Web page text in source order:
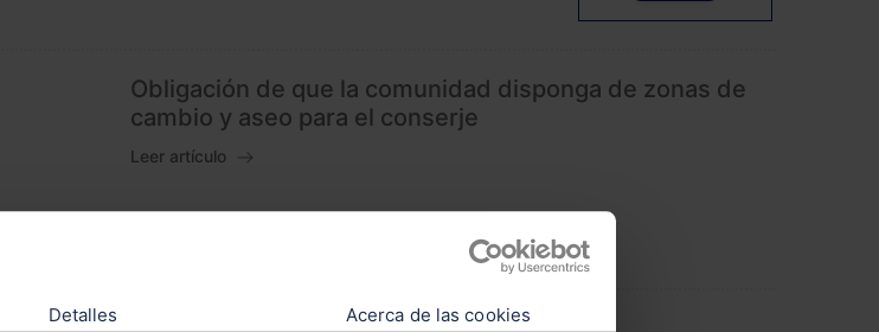
Detalles Acerca de las cookies
Obligación de que la comunidad disponga de zonas de
cambio y aseo para el conserje
Leer artículo